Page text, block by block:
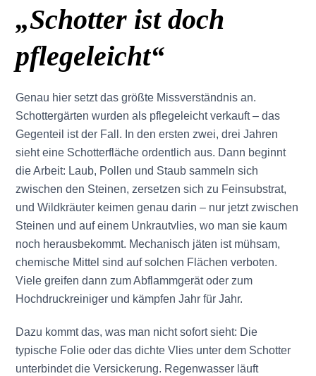
„Schotter ist doch
pflegeleicht“
Genau hier setzt das größte Missverständnis an.
Schottergärten wurden als pflegeleicht verkauft – das
Gegenteil ist der Fall. In den ersten zwei, drei Jahren
sieht eine Schotterfläche ordentlich aus. Dann beginnt
die Arbeit: Laub, Pollen und Staub sammeln sich
zwischen den Steinen, zersetzen sich zu Feinsubstrat,
und Wildkräuter keimen genau darin – nur jetzt zwischen
Steinen und auf einem Unkrautvlies, wo man sie kaum
noch herausbekommt. Mechanisch jäten ist mühsam,
chemische Mittel sind auf solchen Flächen verboten.
Viele greifen dann zum Abflammgerät oder zum
Hochdruckreiniger und kämpfen Jahr für Jahr.
Dazu kommt das, was man nicht sofort sieht: Die
typische Folie oder das dichte Vlies unter dem Schotter
unterbindet die Versickerung. Regenwasser läuft